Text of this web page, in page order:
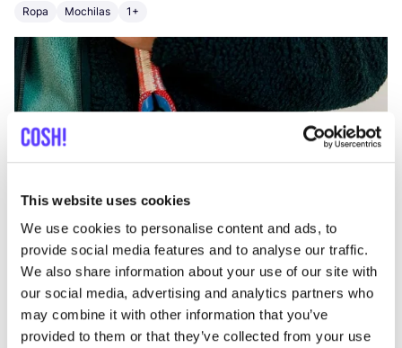
This website uses cookies
We use cookies to personalise content and ads, to
provide social media features and to analyse our traffic.
We also share information about your use of our site with
our social media, advertising and analytics partners who
may combine it with other information that you’ve
provided to them or that they’ve collected from your use
Ropa Mochilas 1+